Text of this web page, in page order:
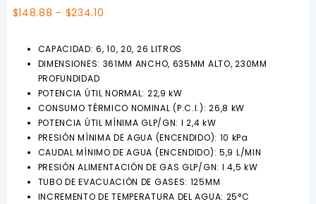
$148.88 - $234.10
desde
$148.88
$234.10
CAPACIDAD: 6, 10, 20, 26 LITROS
DIMENSIONES: 361MM ANCHO, 635MM ALTO, 230MM
PROFUNDIDAD
POTENCIA ÚTIL NORMAL: 22,9 kW
CONSUMO TÉRMICO NOMINAL (P.C.I.): 26,8 kW
POTENCIA ÚTIL MÍNIMA GLP/GN: I 2,4 kW
PRESIÓN MÍNIMA DE AGUA (ENCENDIDO): 10 kPa
CAUDAL MÍNIMO DE AGUA (ENCENDIDO): 5,9 L/MIN
PRESIÓN ALIMENTACIÓN DE GAS GLP/GN: I 4,5 kW
TUBO DE EVACUACIÓN DE GASES: 125MM
INCREMENTO DE TEMPERATURA DEL AGUA: 25°C